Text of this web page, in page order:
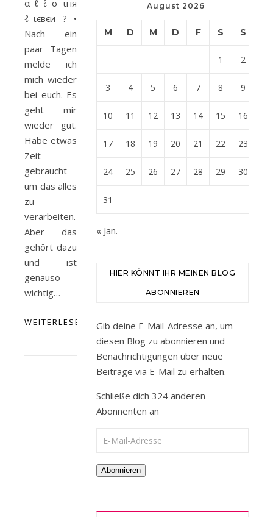
αℓℓσ ιня
ℓιєвєи ? •
Nach ein
paar Tagen
melde ich
mich wieder
bei euch. Es
geht mir
wieder gut.
Habe etwas
Zeit
gebraucht
um das alles
zu
verarbeiten.
Aber das
gehört dazu
und ist
genauso
wichtig…
WEITERLESEN
August 2026
M D M D F S S
1 2
3 4 5 6 7 8 9
10 11 12 13 14 15 16
17 18 19 20 21 22 23
24 25 26 27 28 29 30
31
« Jan.
HIER KÖNNT IHR MEINEN BLOG
ABONNIEREN
Gib deine E-Mail-Adresse an, um
diesen Blog zu abonnieren und
Benachrichtigungen über neue
Beiträge via E-Mail zu erhalten.
Schließe dich 324 anderen
Abonnenten an
E-Mail-Adresse
Abonnieren